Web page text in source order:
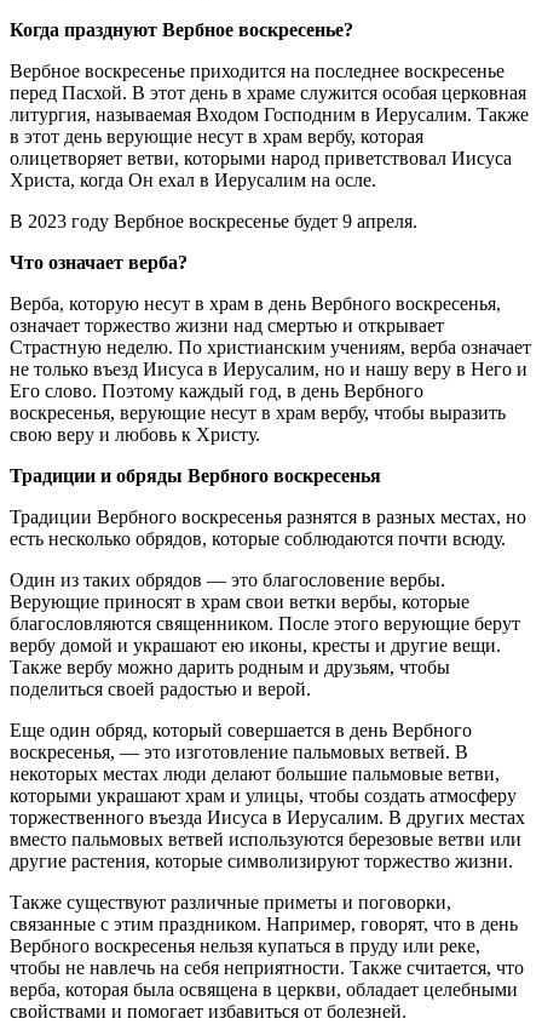
Когда празднуют Вербное воскресенье?
Вербное воскресенье приходится на последнее воскресенье
перед Пасхой. В этот день в храме служится особая церковная
литургия, называемая Входом Господним в Иерусалим. Также
в этот день верующие несут в храм вербу, которая
олицетворяет ветви, которыми народ приветствовал Иисуса
Христа, когда Он ехал в Иерусалим на осле.
В 2023 году Вербное воскресенье будет 9 апреля.
Что означает верба?
Верба, которую несут в храм в день Вербного воскресенья,
означает торжество жизни над смертью и открывает
Страстную неделю. По христианским учениям, верба означает
не только въезд Иисуса в Иерусалим, но и нашу веру в Него и
Его слово. Поэтому каждый год, в день Вербного
воскресенья, верующие несут в храм вербу, чтобы выразить
свою веру и любовь к Христу.
Традиции и обряды Вербного воскресенья
Традиции Вербного воскресенья разнятся в разных местах, но
есть несколько обрядов, которые соблюдаются почти всюду.
Один из таких обрядов — это благословение вербы.
Верующие приносят в храм свои ветки вербы, которые
благословляются священником. После этого верующие берут
вербу домой и украшают ею иконы, кресты и другие вещи.
Также вербу можно дарить родным и друзьям, чтобы
поделиться своей радостью и верой.
Еще один обряд, который совершается в день Вербного
воскресенья, — это изготовление пальмовых ветвей. В
некоторых местах люди делают большие пальмовые ветви,
которыми украшают храм и улицы, чтобы создать атмосферу
торжественного въезда Иисуса в Иерусалим. В других местах
вместо пальмовых ветвей используются березовые ветви или
другие растения, которые символизируют торжество жизни.
Также существуют различные приметы и поговорки,
связанные с этим праздником. Например, говорят, что в день
Вербного воскресенья нельзя купаться в пруду или реке,
чтобы не навлечь на себя неприятности. Также считается, что
верба, которая была освящена в церкви, обладает целебными
свойствами и помогает избавиться от болезней.